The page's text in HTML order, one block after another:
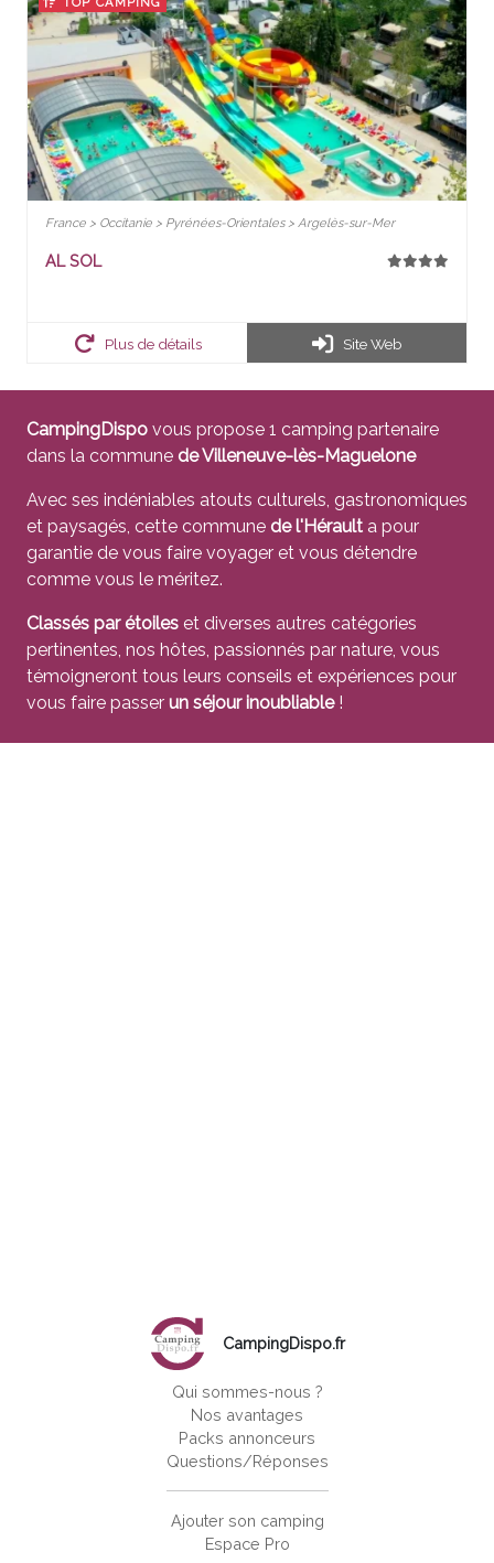
France > Occitanie > Pyrénées-Orientales > Argelès-sur-Mer
AL SOL
Plus de détails Site Web
CampingDispo vous propose 1 camping partenaire
dans la commune de Villeneuve-lès-Maguelone
Avec ses indéniables atouts culturels, gastronomiques
et paysagés, cette commune de l'Hérault a pour
garantie de vous faire voyager et vous détendre
comme vous le méritez.
Classés par étoiles et diverses autres catégories
pertinentes, nos hôtes, passionnés par nature, vous
témoigneront tous leurs conseils et expériences pour
vous faire passer un séjour inoubliable!
CampingDispo.fr
Qui sommes-nous ?
Nos avantages
Packs annonceurs
Questions/Réponses
Ajouter son camping
Espace Pro